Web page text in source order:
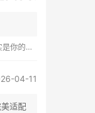
在着火
04-11
适配